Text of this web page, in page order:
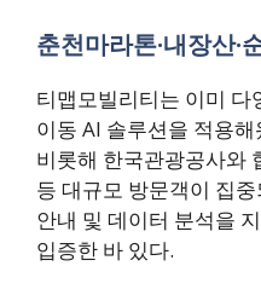
춘천마라톤·내장산·
티맵모빌리티는 이미 다
이동 AI 솔루션을 적용
비롯해 한국관광공사와
등 대규모 방문객이 집
안내 및 데이터 분석을
입증한 바 있다.